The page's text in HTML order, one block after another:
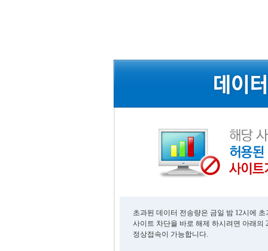
초과된 데이터 전송량은 금일 밤 12시에
사이트 차단을 바로 해제 하시려면 아래의
정상접속이 가능합니다.